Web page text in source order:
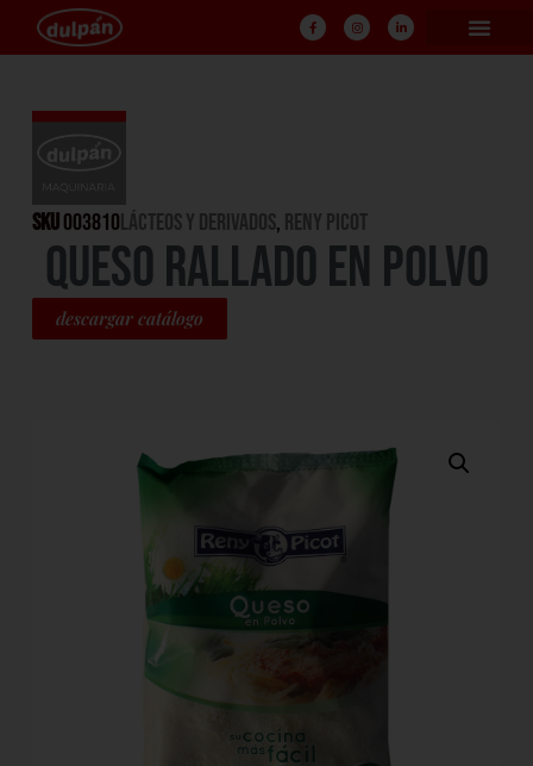
SKU003810LÁCTEOS Y DERIVADOS, RENY PICOT
QUESO RALLADO EN POLVO
descargar catálogo